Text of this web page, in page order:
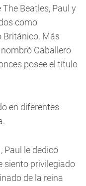
Beatles, Paul y
como
Británico. Más
Caballero
posee el título
en diferentes
Paul le dedicó
siento privilegiado
de la reina